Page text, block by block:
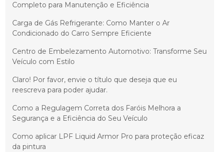
Completo para Manutenção e Eficiência
Carga de Gás Refrigerante: Como Manter o Ar
Condicionado do Carro Sempre Eficiente
Centro de Embelezamento Automotivo: Transforme Seu
Veículo com Estilo
Claro! Por favor, envie o título que deseja que eu
reescreva para poder ajudar.
Como a Regulagem Correta dos Faróis Melhora a
Segurança e a Eficiência do Seu Veículo
Como aplicar LPF Liquid Armor Pro para proteção eficaz
da pintura